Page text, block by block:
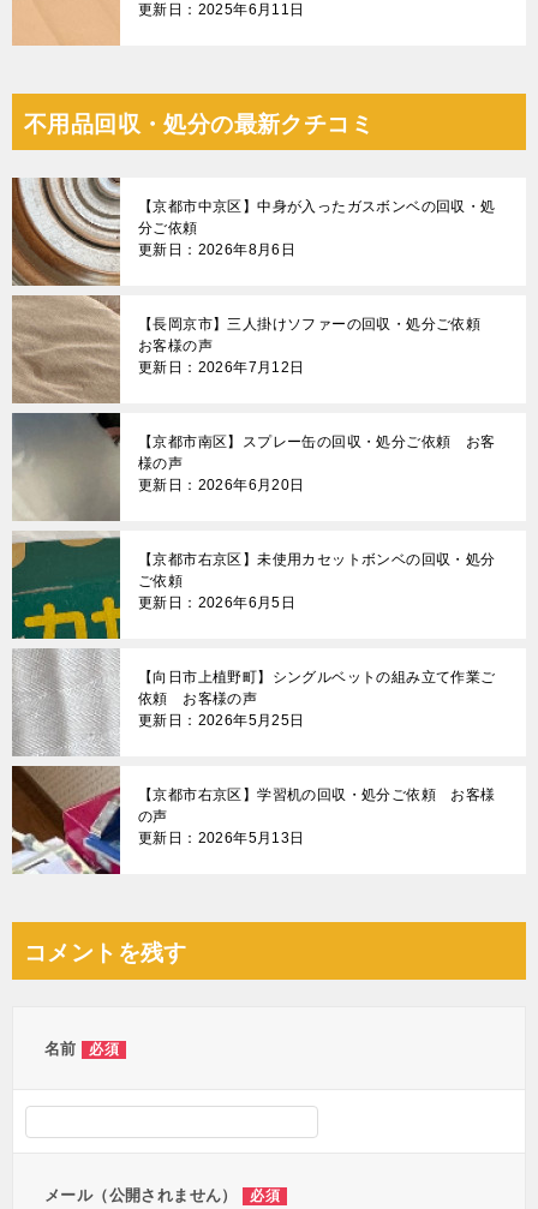
更新日：2025年6月11日
不用品回収・処分の最新クチコミ
【京都市中京区】中身が入ったガスボンベの回収・処
分ご依頼
更新日：2026年8月6日
【長岡京市】三人掛けソファーの回収・処分ご依頼
お客様の声
更新日：2026年7月12日
【京都市南区】スプレー缶の回収・処分ご依頼 お客
様の声
更新日：2026年6月20日
【京都市右京区】未使用カセットボンベの回収・処分
ご依頼
更新日：2026年6月5日
【向日市上植野町】シングルベットの組み立て作業ご
依頼 お客様の声
更新日：2026年5月25日
【京都市右京区】学習机の回収・処分ご依頼 お客様
の声
更新日：2026年5月13日
コメントを残す
名前 必須
メール（公開されません） 必須